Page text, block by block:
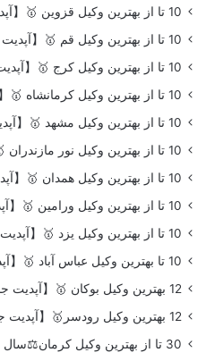
10 تا از بهترین وکیل قزوین 🥇【آپدیت جدید】⚖️
10 تا از بهترین وکیل قم 🥇【آپدیت جدید】
10 تا از بهترین وکیل کرج 🥇【آپدیت جدید】⚖️
10 تا از بهترین وکیل کرمانشاه 🥇【آپدیت جدید】
10 تا از بهترین وکیل مشهد 🥇【آپدیت جدید】⚖️
10 تا از بهترین وکیل نور مازندران 🥇【آپدیت جدید】
10 تا از بهترین وکیل همدان 🥇【آپدیت جدید】
10 تا از بهترین وکیل ورامین 🥇【آپدیت جدید】
10 تا از بهترین وکیل یزد 🥇【آپدیت جدید】
10 تا بهترین وکیل عباس آباد 🥇【آپدیت جدید】⚖️
12 بهترین وکیل بوکان 🥇【آپدیت جدید】⚖️
12 بهترین وکیل رودسر🥇【آپدیت جدید】⚖️
30 تا از بهترین وکیل کرمان⚖️سال 1405